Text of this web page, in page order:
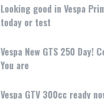
Looking good in Vespa
today or test
Vespa New GTS 250 Day!
You are
Vespa GTV 300cc ready